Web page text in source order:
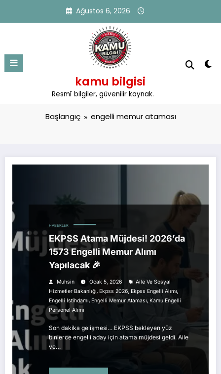
Ağustos 6, 2026
kamu bilgisi
Resmî bilgiler, güvenilir kaynak.
Etiket: engelli memur ataması
Başlangıç engelli memur ataması
HABERLER
EKPSS Atama Müjdesi! 2026’da
1573 Engelli Memur Alımı
Yapılacak 🎉
Muhsin Ocak 5, 2026
Aile Ve Sosyal
Hizmetler Bakanlığı, Ekpss 2026, Ekpss Engelli Alımı,
Engelli Istihdamı, Engelli Memur Ataması, Kamu Engelli
Personel Alımı
Son dakika gelişmesi… EKPSS bekleyen yüz
binlerce engelli aday için atama müjdesi geldi. Aile
ve…